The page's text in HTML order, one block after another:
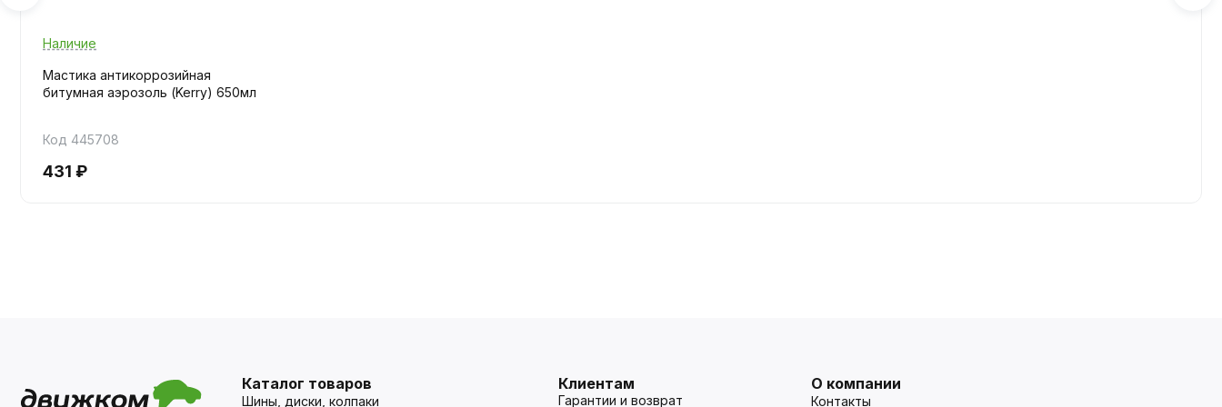
Наличие
Мастика антикоррозийная
битумная аэрозоль (Kerry) 650мл
Код 445708
431 ₽
Каталог товаров
Шины, диски, колпаки
Клиентам
Гарантии и возврат
О компании
Контакты